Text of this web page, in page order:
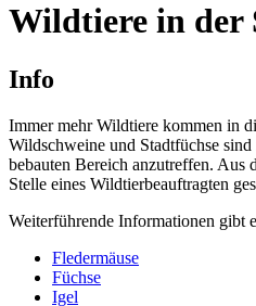
Wildtiere in der
Info
Immer mehr Wildtiere kommen in
Wildschweine und Stadtfüchse
bebauten Bereich anzutreffen. Aus
Stelle eines Wildtierbeauftragten
Weiterführende Informationen gibt
Fledermäuse
Füchse
Igel